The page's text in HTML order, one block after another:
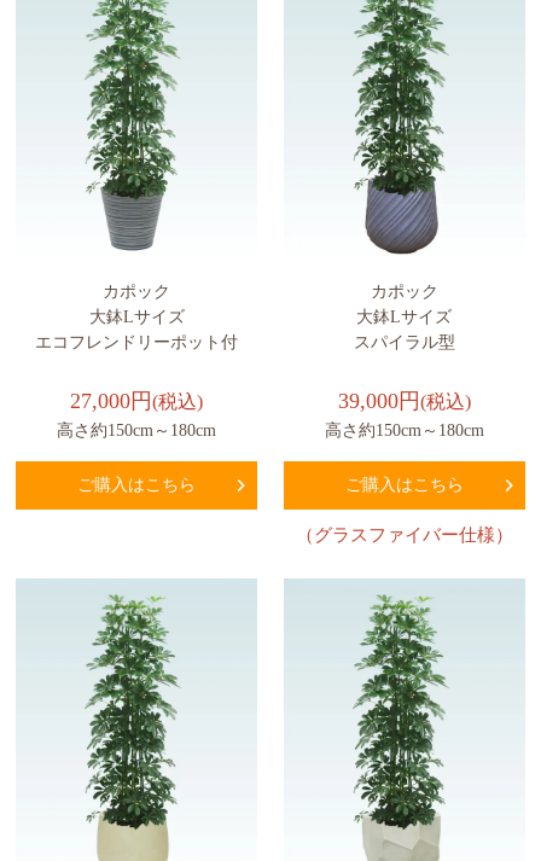
カポック
大鉢Lサイズ
エコフレンドリーポット付
27,000円(税込)
高さ約150cm～180cm
ご購入はこちら
カポック
大鉢Lサイズ
スパイラル型
39,000円(税込)
高さ約150cm～180cm
ご購入はこちら
（グラスファイバー仕様）